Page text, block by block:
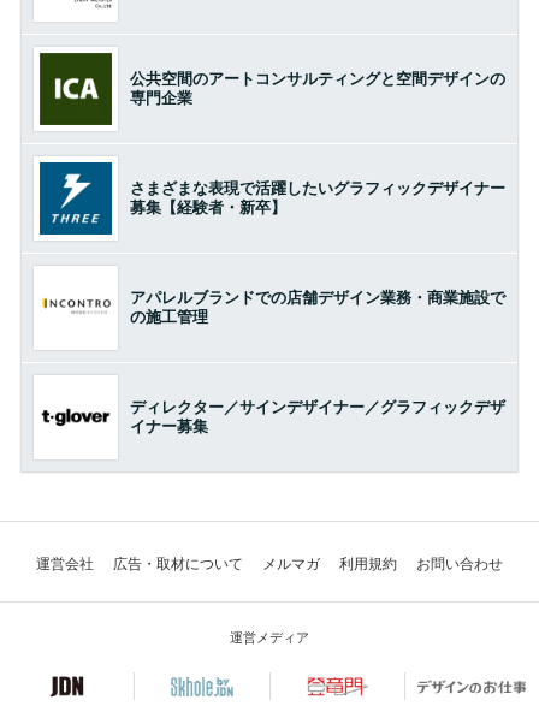
公共空間のアートコンサルティングと空間デザインの
専門企業
さまざまな表現で活躍したいグラフィックデザイナー
募集【経験者・新卒】
アパレルブランドでの店舗デザイン業務・商業施設で
の施工管理
ディレクター／サインデザイナー／グラフィックデザ
イナー募集
運営会社 広告・取材について メルマガ 利用規約 お問い合わせ
運営メディア